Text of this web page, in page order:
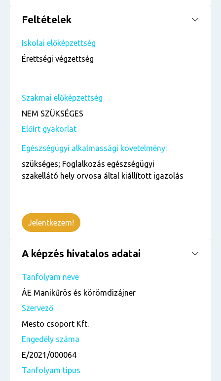
Feltételek
Iskolai előképzettség
Érettségi végzettség
Szakmai előképzettség
NEM SZÜKSÉGES
Előírt gyakorlat
Egészségügyi alkalmassági követelmény:
szükséges; Foglalkozás egészségügyi
szakellátó hely orvosa által kiállított igazolás
Jelentkezem!
A képzés hivatalos adatai
Tanfolyam neve
ÁE Manikűrös és körömdizájner
Szervező
Mesto csoport Kft.
Engedély száma
E/2021/000064
Tanfolyam típus